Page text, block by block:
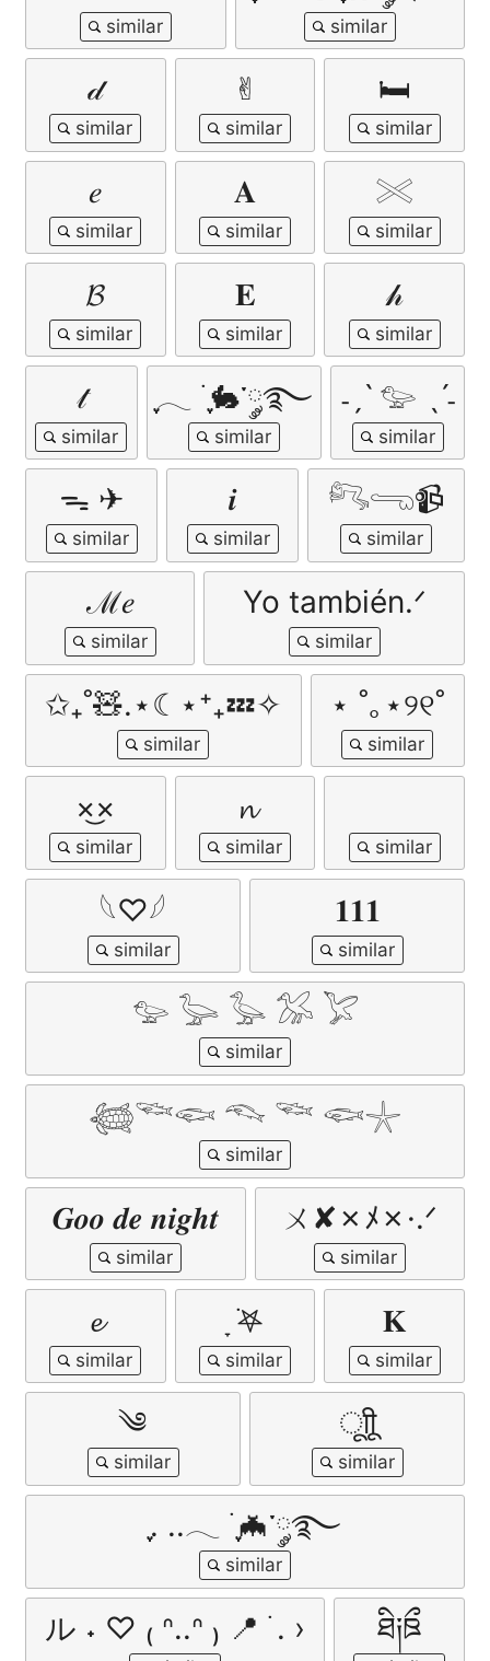
𝒹 ✌︎︎ 🛏
𝑒 𝐀 𓏵
𝓑 𝐄 𝒽
𝓉 ִֶָ𓂃 ࣪ ִֶָ🐇་༘࿐ ˗ˏˋ 𓅰 ˎˊ˗
ᯓ ✈︎ 𝒊 𓀐𓂸📹
ℳ𝑒 Yo también.ᐟ
✩₊˚🧸.⋆☾⋆⁺₊💤✧ ⋆ ˚｡⋆୨୧˚
×͜× 𝓷
𓆩♡𓆪 𝟏𝟏𝟏
𓅰 𓅬 𓅭 𓅮 𓅯
𓆉𓆝𓆟 𓆞 𓆝 𓆟𓇼
𝑮𝒐𝒐 𝒅𝒆 𝒏𝒊𝒈𝒉𝒕 ㄨ✘✗ﾒ✗·.ᐟ
𝓮 ָ ࣪𖤐 𝐊
༄ ूाीू
ִֶָ. ..𓂃 ࣪ ִֶָ🦇་༘࿐
ル ˖ ♡ ₍ ᐢ..ᐢ ₎ 📍 ࣪ . › ཐི༏ཋྀ